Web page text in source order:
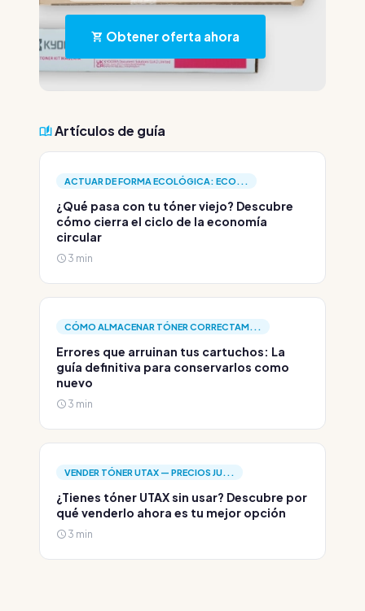
Obtener oferta ahora
Artículos de guía
ACTUAR DE FORMA ECOLÓGICA: ECO...
¿Qué pasa con tu tóner viejo? Descubre
cómo cierra el ciclo de la economía
circular
3 min
CÓMO ALMACENAR TÓNER CORRECTAM...
Errores que arruinan tus cartuchos: La
guía definitiva para conservarlos como
nuevo
3 min
VENDER TÓNER UTAX — PRECIOS JU...
¿Tienes tóner UTAX sin usar? Descubre por
qué venderlo ahora es tu mejor opción
3 min